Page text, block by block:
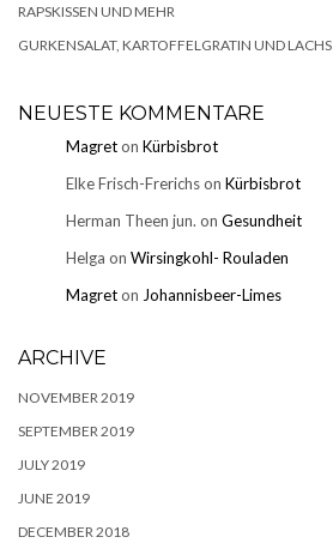
RAPSKISSEN UND MEHR
GURKENSALAT, KARTOFFELGRATIN UND LACHS
NEUESTE KOMMENTARE
Magreton Kürbisbrot
Elke Frisch-Frerichson Kürbisbrot
Herman Theen jun. on Gesundheit
Helga on Wirsingkohl- Rouladen
Magreton Johannisbeer-Limes
ARCHIVE
NOVEMBER 2019
SEPTEMBER 2019
JULY 2019
JUNE 2019
DECEMBER 2018